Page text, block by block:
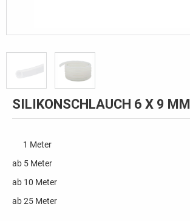
SILIKONSCHLAUCH 6 X 9 MM
1 Meter
ab 5 Meter
ab 10 Meter
ab 25 Meter